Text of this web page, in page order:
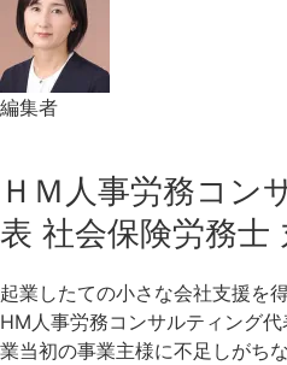
編集者
ＨＭ人事労務コン
表 社会保険労務士
起業したての小さな会社支援を
HM人事労務コンサルティング
業当初の事業主様に不足しがち